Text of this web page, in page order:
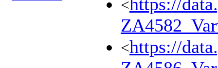
<https://
<https://